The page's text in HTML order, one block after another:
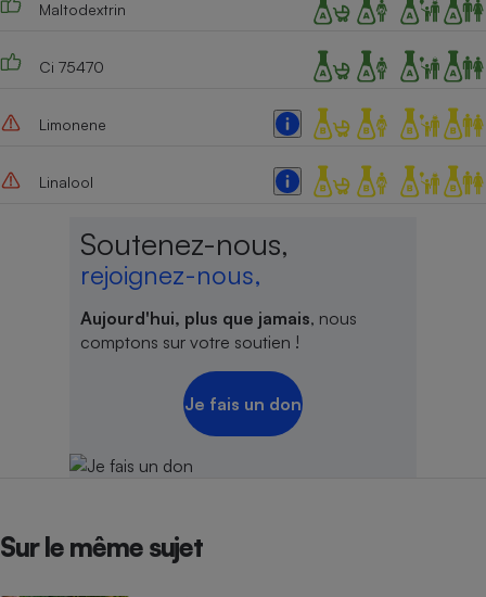
Maltodextrin
Ci 75470
Limonene
Linalool
Soutenez-nous,
rejoignez-nous,
Aujourd'hui, plus que jamais, nous
comptons sur votre soutien !
Je fais un don
Sur le même sujet